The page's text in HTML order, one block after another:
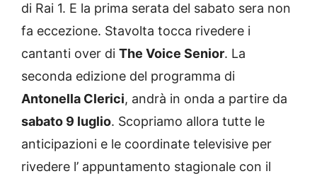
di Rai 1. E la prima serata del sabato sera non
fa eccezione. Stavolta tocca rivedere i
cantanti over di The Voice Senior. La
seconda edizione del programma di
Antonella Clerici, andrà in onda a partire da
sabato 9 luglio. Scopriamo allora tutte le
anticipazioni e le coordinate televisive per
rivedere l’ appuntamento stagionale con il